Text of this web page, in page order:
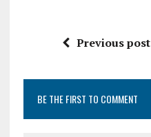
Previous post
BE THE FIRST TO COMMENT